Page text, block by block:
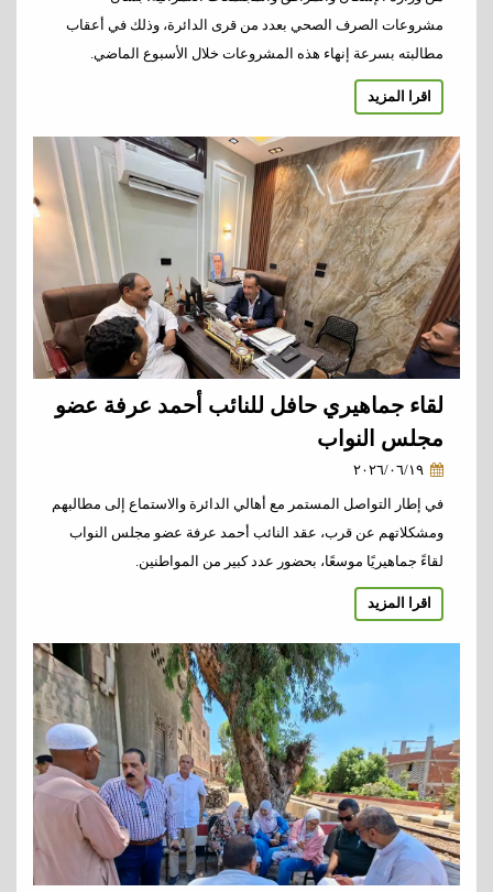
مشروعات الصرف الصحي بعدد من قرى الدائرة، وذلك في أعقاب
مطالبته بسرعة إنهاء هذه المشروعات خلال الأسبوع الماضي.
اقرا المزيد
لقاء جماهيري حافل للنائب أحمد عرفة عضو
مجلس النواب
في إطار التواصل المستمر مع أهالي الدائرة والاستماع إلى مطالبهم
ومشكلاتهم عن قرب، عقد النائب أحمد عرفة عضو مجلس النواب
لقاءً جماهيريًا موسعًا، بحضور عدد كبير من المواطنين.
اقرا المزيد